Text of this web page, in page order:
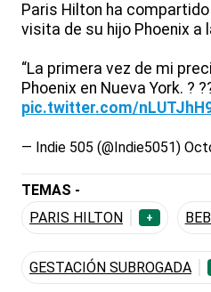
Paris Hilton ha
visita de su hijo Phoenix a
“La primera vez de mi
Phoenix en Nueva York. ?
pic.twitter.com/
— Indie 505 (@Indie5051)
TEMAS -
PARIS HILTON
+
GESTACIÓN SUBROGADA